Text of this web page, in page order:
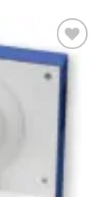
Add to
wishlist